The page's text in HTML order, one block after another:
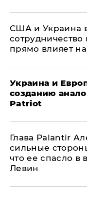
США и Украина
сотрудничество
прямо влияет
Украина и
созданию
Patriot
Глава Palantir
сильные
что ее спасло в
Левин